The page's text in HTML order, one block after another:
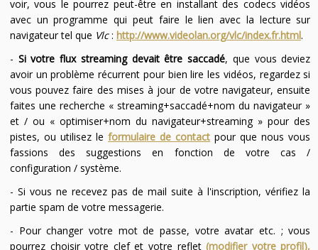
voir, vous le pourrez peut-être en installant des codecs vidéos
avec un programme qui peut faire le lien avec la lecture sur
navigateur tel que Vlc: http://www.videolan.org/vlc/index.fr.html.
- Si votre flux streaming devait être saccadé, que vous deviez
avoir un problème récurrent pour bien lire les vidéos, regardez si
vous pouvez faire des mises à jour de votre navigateur, ensuite
faites une recherche « streaming+saccadé+nom du navigateur »
et / ou « optimiser+nom du navigateur+streaming » pour des
pistes, ou utilisez leformulaire de contact pour que nous vous
fassions des suggestions en fonction de votre cas /
configuration / système.
- Si vous ne recevez pas de mail suite à l'inscription, vérifiez la
partie spam de votre messagerie.
- Pour changer votre mot de passe, votre avatar etc. ; vous
pourrez choisir votre clef et votre reflet(modifier votre profil),